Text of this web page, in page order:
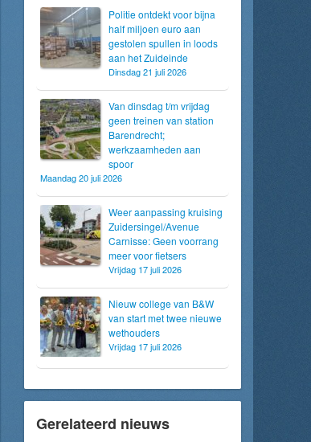
Politie ontdekt voor bijna
half miljoen euro aan
gestolen spullen in loods
aan het Zuideinde
Dinsdag 21 juli 2026
Van dinsdag t/m vrijdag
geen treinen van station
Barendrecht;
werkzaamheden aan
spoor
Maandag 20 juli 2026
Weer aanpassing kruising
Zuidersingel/Avenue
Carnisse: Geen voorrang
meer voor fietsers
Vrijdag 17 juli 2026
Nieuw college van B&W
van start met twee nieuwe
wethouders
Vrijdag 17 juli 2026
Gerelateerd nieuws